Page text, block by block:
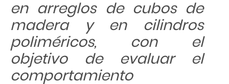
en arreglos de cubos de
madera y en cilindros
poliméricos, con el
objetivo de evaluar el
comportamiento